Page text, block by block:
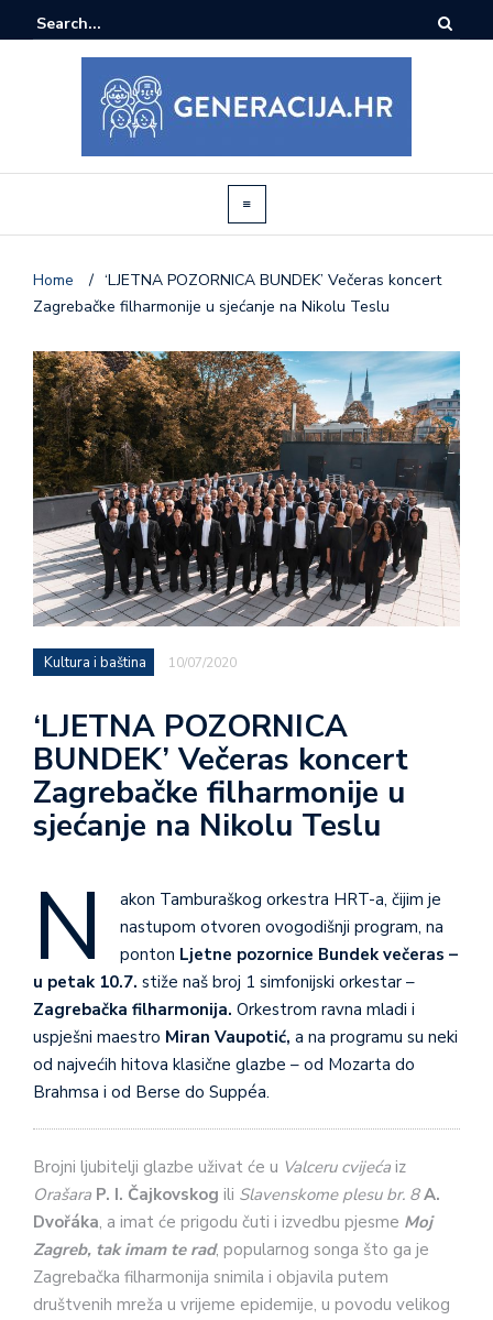
Home / ‘LJETNA POZORNICA BUNDEK’ Večeras koncert
Zagrebačke filharmonije u sjećanje na Nikolu Teslu
Kultura i baština 10/07/2020
‘LJETNA POZORNICA
BUNDEK’ Večeras koncert
Zagrebačke filharmonije u
sjećanje na Nikolu Teslu
N
akon Tamburaškog orkestra HRT-a, čijim je
nastupom otvoren ovogodišnji program, na
ponton Ljetne pozornice Bundek večeras –
u petak 10.7. stiže naš broj 1 simfonijski orkestar –
Zagrebačka filharmonija. Orkestrom ravna mladi i
uspješni maestro Miran Vaupotić, a na programu su neki
od najvećih hitova klasične glazbe – od Mozarta do
Brahmsa i od Berse do Suppéa.
Brojni ljubitelji glazbe uživat će u Valceru cvijeća iz
Orašara P. I. Čajkovskog ili Slavenskome plesu br. 8 A.
Dvořáka, a imat će prigodu čuti i izvedbu pjesme Moj
Zagreb, tak imam te rad, popularnog songa što ga je
Zagrebačka filharmonija snimila i objavila putem
društvenih mreža u vrijeme epidemije, u povodu velikog